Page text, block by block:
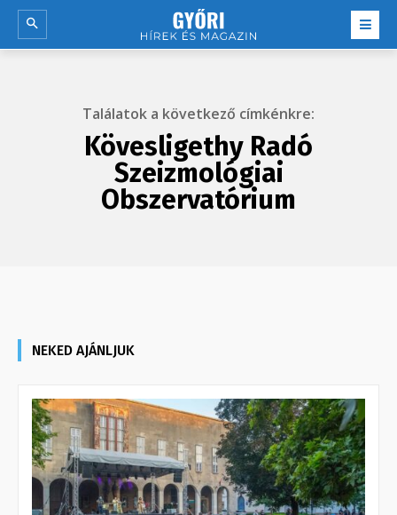
Találatok a következő címkénkre:
Kövesligethy Radó
Szeizmológiai
Obszervatórium
NEKED AJÁNLJUK